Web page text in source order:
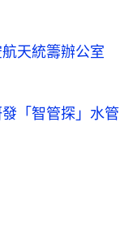
天統籌辦公室
「智管探」水管